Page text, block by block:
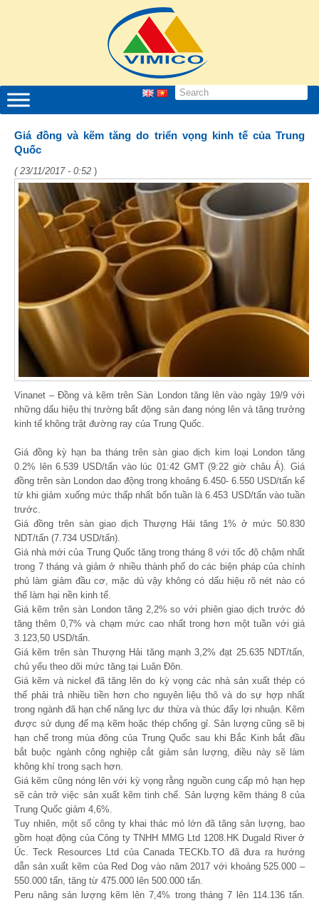
Giá đồng và kẽm tăng do triển vọng kinh tế của Trung
Quốc
( 23/11/2017 - 0:52 )
Vinanet – Đồng và kẽm trên Sàn London tăng lên vào ngày 19/9 với
những dấu hiệu thị trường bất động sản đang nóng lên và tăng trưởng
kinh tế không trật đường ray của Trung Quốc.
Giá đồng kỳ hạn ba tháng trên sàn giao dịch kim loại London tăng
0.2% lên 6.539 USD/tấn vào lúc 01:42 GMT (9:22 giờ châu Á). Giá
đồng trên sàn London dao động trong khoảng 6.450- 6.550 USD/tấn kể
từ khi giảm xuống mức thấp nhất bốn tuần là 6.453 USD/tấn vào tuần
trước.
Giá đồng trên sàn giao dịch Thượng Hải tăng 1% ở mức 50.830
NDT/tấn (7.734 USD/tấn).
Giá nhà mới của Trung Quốc tăng trong tháng 8 với tốc độ chậm nhất
trong 7 tháng và giảm ở nhiều thành phố do các biện pháp của chính
phủ làm giảm đầu cơ, mặc dù vậy không có dấu hiệu rõ nét nào có
thể làm hại nền kinh tế.
Giá kẽm trên sàn London tăng 2,2% so với phiên giao dịch trước đó
tăng thêm 0,7% và chạm mức cao nhất trong hơn một tuần với giá
3.123,50 USD/tấn.
Giá kẽm trên sàn Thượng Hải tăng mạnh 3,2% đạt 25.635 NDT/tấn,
chủ yếu theo dõi mức tăng tại Luân Đôn.
Giá kẽm và nickel đã tăng lên do kỳ vọng các nhà sản xuất thép có
thể phải trả nhiều tiền hơn cho nguyên liệu thô và do sự hợp nhất
trong ngành đã hạn chế năng lực dư thừa và thúc đẩy lợi nhuận. Kẽm
được sử dụng để mạ kẽm hoặc thép chống gỉ. Sản lượng cũng sẽ bị
hạn chế trong mùa đông của Trung Quốc sau khi Bắc Kinh bắt đầu
bắt buộc ngành công nghiệp cắt giảm sản lượng, điều này sẽ làm
không khí trong sạch hơn.
Giá kẽm cũng nóng lên với kỳ vọng rằng nguồn cung cấp mỏ hạn hẹp
sẽ cản trở việc sản xuất kẽm tinh chế. Sản lượng kẽm tháng 8 của
Trung Quốc giảm 4,6%.
Tuy nhiên, một số công ty khai thác mỏ lớn đã tăng sản lượng, bao
gồm hoạt động của Công ty TNHH MMG Ltd 1208.HK Dugald River ở
Úc. Teck Resources Ltd của Canada TECKb.TO đã đưa ra hướng
dẫn sản xuất kẽm của Red Dog vào năm 2017 với khoảng 525.000 –
550.000 tấn, tăng từ 475.000 lên 500.000 tấn.
Peru nâng sản lượng kẽm lên 7,4% trong tháng 7 lên 114.136 tấn.